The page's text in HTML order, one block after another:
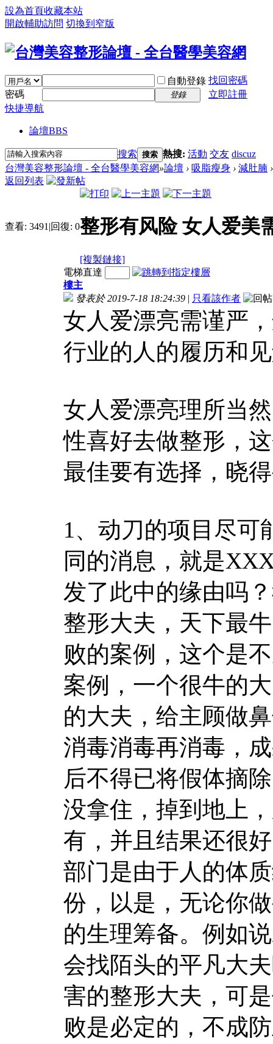
設為首頁收藏本站
開啟輔助訪問 切換到窄版
自動登錄 找回密碼
密碼
登錄
立即註冊
快捷導航
論壇BBS
搜索 搜索 熱搜: 活動 交友 discuz
台灣美容整形論壇 - 全台醫學美容網»論壇 › 吸脂瘦身 › 減肚腩 ›
返回列表
查看: 3491 |回復: 0整形有风险 女人爱美
[複製鏈接]
電梯直達
樓主
發表於 2019-7-18 18:24:39 | 只看該作者
女人爱漂亮需谨严
行业的人的履历和
女人爱漂亮理所当
性喜好去做整形，
最佳要有选择，晓
1、动刀的项目尽可
同的消息，就是
发了此中的缘由吗
整形大夫，天下最
败的案例，这个是
案例，一个很牛的
的大夫，给主顾做
消毒消毒再消毒，
后不得已将假体摘
没拿住，掉到地上
有，并且结果还很
部门是由于人的体
份，以是，无论你
的生理筹备。例如
会找陌头的平凡大
害的整形大夫，可
败是必定的，不成